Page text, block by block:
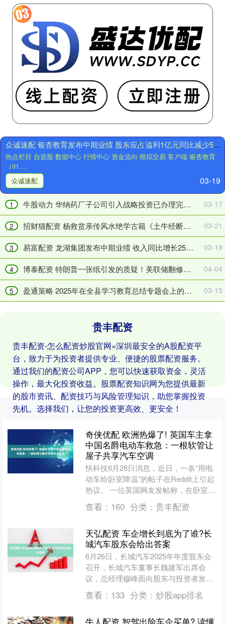
《土
经
断
坟
下
葬
诀》
_
秘
诀
_
深
浅
_
黄
皇
疑！
美
储
翻
修
到
底
耗
资
25
亿
还
是
31
亿
美
元？
众诚速配 银杏教育发布中期业绩 股东应占溢利1亿元同比减少595%
热点栏目 自选股 数据中心 行情中心 资金流向 模拟交易 客户端 银杏教育
（01....
众诚速配
03-19
1 牛股动力 华纳药厂子公司引入战略投资已办理完毕增资的工商变更 03-17
2 招财猫配资 杨救贫亲传风水绝学古籍《土牛经断坟下葬诀》_秘诀_深浅_黄皇 03-21
3 易富配资 龙湖集团发布中期业绩 收入同比增长254%至5875亿元 03-19
4 博泰配资 特朗普一张纸引发的质疑！美联储翻修到底耗资25亿还是31亿美元？ 04-04
5 盈通策略 2025年在全县学习教育总结专题会上的讲话 03-15
贵丰配资
贵丰配资-怎么配资炒股官网=深圳最安全的A股配资平
台，致力于为投资者提供专业、便捷的股票配资服务。
通过我们的配资公司APP，您可以快速获取资金，灵活
操作，最大化投资收益。股票配资知识网为您提供最新
的股市资讯、配资技巧与风险管理知识，助您掌握投资
先机。选择我们，让您的投资更高效、更安全！
奇侠优配 欧洲热爆了! 英国车主拿
中国名爵电动车救急：一根软管让
屋子共享汽车空调
快科技6月28日消息，近日，一条“用电
动车给卧室降温”的帖子在Reddit上引起
热议。 一位英国网友发帖称，在卧室温
度飙到32℃的绝望中，他发现一根100
毫米的....
查看： 160 分类： 贵丰配资
天弘配资 车企增长到底为了谁?长
城汽车股东会给出答案
6月26日，长城汽车2025年年度股东会
召开，长城汽车董事长魏建军出席会
议，总经理穆峰面向股东与投资者发布
全新企业价值评估框架。长城汽车以“价
值观+五力模型”构....
查看： 133 分类： 炒股app排名